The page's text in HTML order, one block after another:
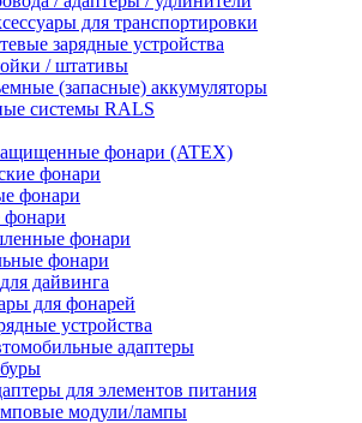
для транспортировки
зарядные устройства
/ штативы
(запасные) аккумуляторы
системы RALS
фонари (ATEX)
фонари
фонари
фонари
фонари
фонари
дайвинга
для фонарей
устройства
адаптеры
для элементов питания
модули/лампы